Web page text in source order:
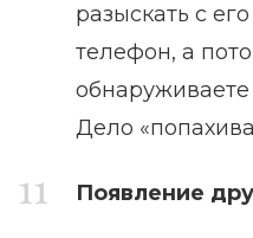
разыскать с
телефон, а
Дело
Появление